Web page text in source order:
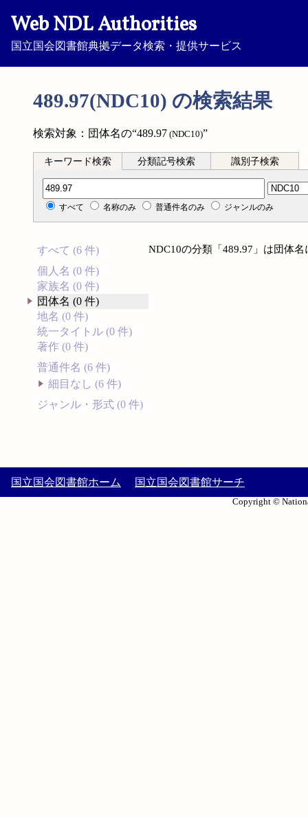
Web NDL Authorities
国立国会図書館典拠データ検索・提供サービス
489.97(NDC10) の検索結果
検索対象：団体名の“489.97 (NDC10)”
キーワード検索 分類記号検索 識別子検索
分類記号検索
すべて 名称のみ 普通件名のみ ジャンルのみ
すべて (6 件)
個人名 (0 件)
家族名 (0 件)
団体名 (0 件)
地名 (0 件)
統一タイトル (0 件)
著作 (0 件)
普通件名 (6 件)
細目なし (6 件)
ジャンル・形式 (0 件)
NDC10の分類「489.97」は団体
国立国会図書館ホーム 国立国会図書館サーチ
Copyright ©